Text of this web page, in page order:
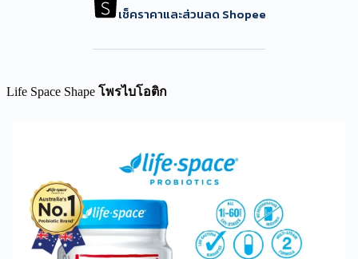
เช็คราคาและส่วนลด Shopee
Life Space Shape โพรไบโอติก